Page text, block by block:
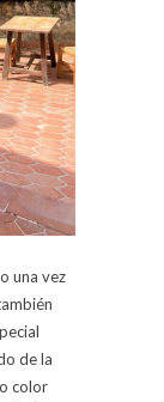
una vez
de la
color